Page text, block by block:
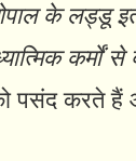
के लड्डू
कर्मों से
पसंद करते